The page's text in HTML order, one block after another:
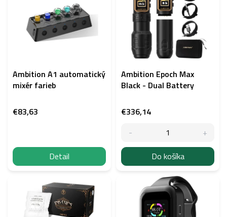
Ambition A1 automatický
mixér farieb
€83,63
Detail
Ambition Epoch Max
Black - Dual Battery
€336,14
Do košíka